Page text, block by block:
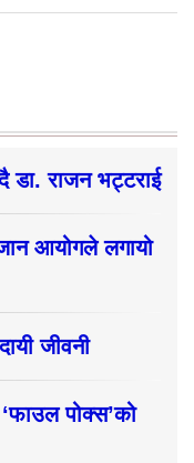
डा. राजन भट्टराई
आयोगले लगायो
जीवनी
पोक्स’को